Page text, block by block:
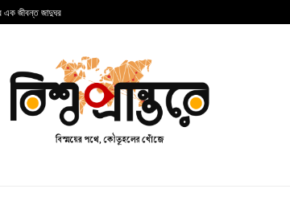
এক জীবন্ত জাদুঘর